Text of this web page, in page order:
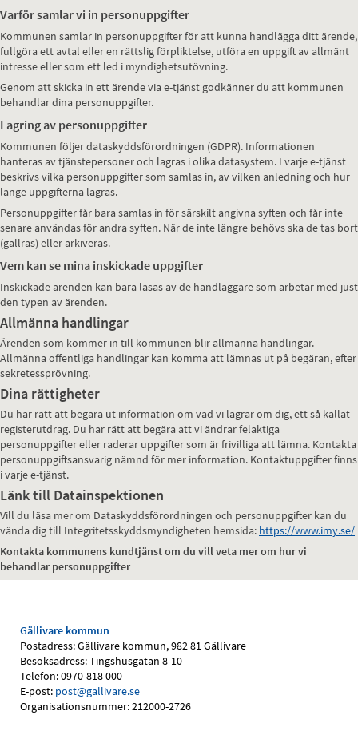
Varför samlar vi in personuppgifter
Kommunen samlar in personuppgifter för att kunna handlägga ditt ärende,
fullgöra ett avtal eller en rättslig förpliktelse, utföra en uppgift av allmänt
intresse eller som ett led i myndighetsutövning.
Genom att skicka in ett ärende via e-tjänst godkänner du att kommunen
behandlar dina personuppgifter.
Lagring av personuppgifter
Kommunen följer dataskyddsförordningen (GDPR). Informationen
hanteras av tjänstepersoner och lagras i olika datasystem. I varje e-tjänst
beskrivs vilka personuppgifter som samlas in, av vilken anledning och hur
länge uppgifterna lagras.
Personuppgifter får bara samlas in för särskilt angivna syften och får inte
senare användas för andra syften. När de inte längre behövs ska de tas bort
(gallras) eller arkiveras.
Vem kan se mina inskickade uppgifter
Inskickade ärenden kan bara läsas av de handläggare som arbetar med just
den typen av ärenden.
Allmänna handlingar
Ärenden som kommer in till kommunen blir allmänna handlingar.
Allmänna offentliga handlingar kan komma att lämnas ut på begäran, efter
sekretessprövning.
Dina rättigheter
Du har rätt att begära ut information om vad vi lagrar om dig, ett så kallat
registerutdrag. Du har rätt att begära att vi ändrar felaktiga
personuppgifter eller raderar uppgifter som är frivilliga att lämna. Kontakta
personuppgiftsansvarig nämnd för mer information. Kontaktuppgifter finns
i varje e-tjänst.
Länk till Datainspektionen
Vill du läsa mer om Dataskyddsförordningen och personuppgifter kan du
vända dig till Integritetsskyddsmyndigheten hemsida: https://www.imy.se/
Kontakta kommunens kundtjänst om du vill veta mer om hur vi
behandlar personuppgifter
Gällivare kommun
Postadress: Gällivare kommun, 982 81 Gällivare
Besöksadress: Tingshusgatan 8-10
Telefon: 0970-818 000
E-post: post@gallivare.se
Organisationsnummer: 212000-2726